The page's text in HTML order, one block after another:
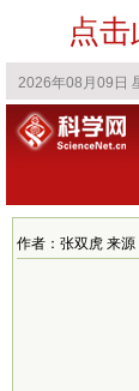
点
作者：张双虎 来源